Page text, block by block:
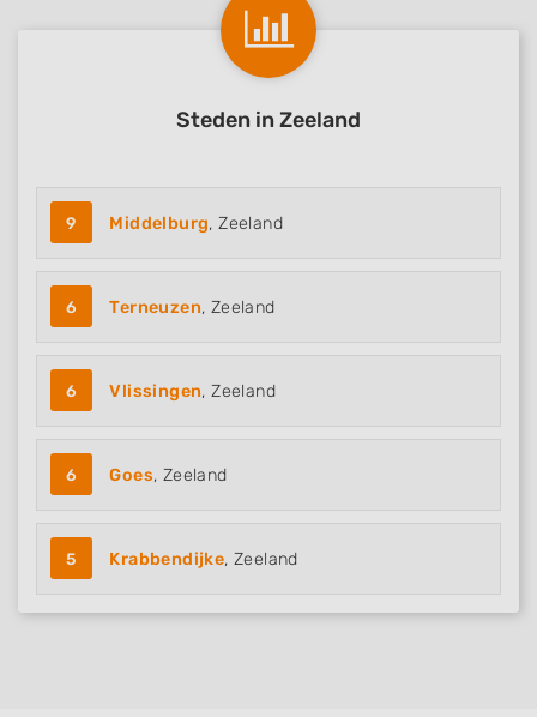
Steden in Zeeland
9 Middelburg, Zeeland
6 Terneuzen, Zeeland
6 Vlissingen, Zeeland
6 Goes, Zeeland
5 Krabbendijke, Zeeland